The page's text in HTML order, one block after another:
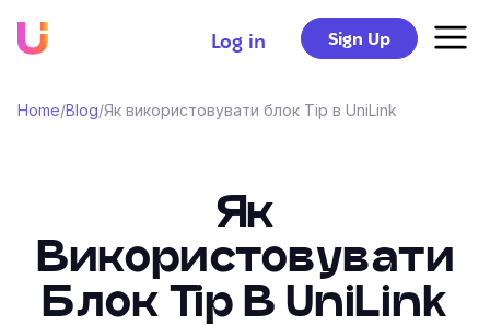
Log in Sign Up
Home/Blog/Як використовувати блок Tip в UniLink
Як
Використовувати
Блок Tip В UniLink